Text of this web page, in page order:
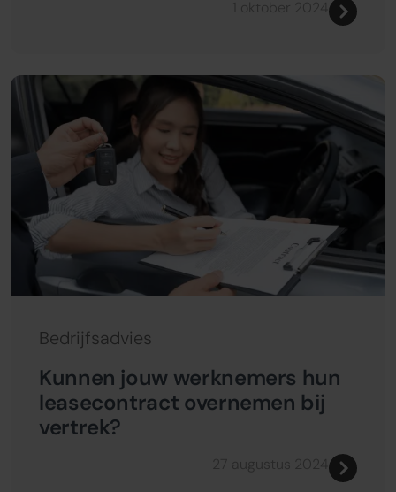
Bedrijfsadvies
Kunnen jouw werknemers hun
leasecontract overnemen bij
vertrek?